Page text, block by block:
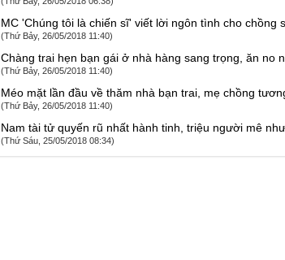
MC 'Chúng tôi là chiến sĩ' viết lời ngôn tình cho chồng
(Thứ Bảy, 26/05/2018 11:40)
Chàng trai hẹn bạn gái ở nhà hàng sang trọng, ăn no
(Thứ Bảy, 26/05/2018 11:40)
Méo mặt lần đầu về thăm nhà bạn trai, mẹ chồng
(Thứ Bảy, 26/05/2018 11:40)
Nam tài tử quyến rũ nhất hành tinh, triệu người mê
(Thứ Sáu, 25/05/2018 08:34)